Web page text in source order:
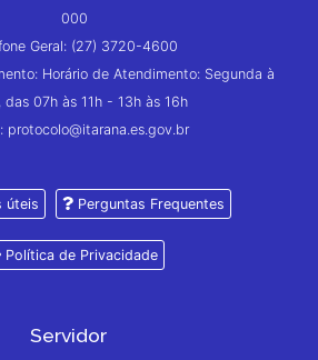
000
Geral: (27) 3720-4600
Horário de Atendimento: Segunda à
das 07h às 11h - 13h às 16h
protocolo@itarana.es.gov.br
úteis Perguntas Frequentes
Política de Privacidade
Servidor